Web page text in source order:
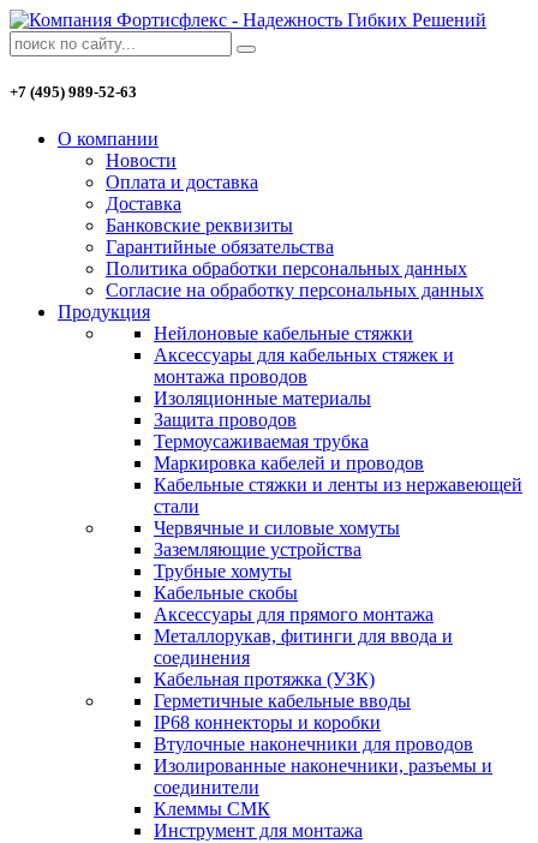
+7 (495) 989-52-63
О компании
Новости
Оплата и доставка
Доставка
Банковские реквизиты
Гарантийные обязательства
Политика обработки персональных данных
Согласие на обработку персональных данных
Продукция
Нейлоновые кабельные стяжки
Аксессуары для кабельных стяжек и
монтажа проводов
Изоляционные материалы
Защита проводов
Термоусаживаемая трубка
Маркировка кабелей и проводов
Кабельные стяжки и ленты из нержавеющей
стали
Червячные и силовые хомуты
Заземляющие устройства
Трубные хомуты
Кабельные скобы
Аксессуары для прямого монтажа
Металлорукав, фитинги для ввода и
соединения
Кабельная протяжка (УЗК)
Герметичные кабельные вводы
IP68 коннекторы и коробки
Втулочные наконечники для проводов
Изолированные наконечники, разъемы и
соединители
Клеммы СМК
Инструмент для монтажа